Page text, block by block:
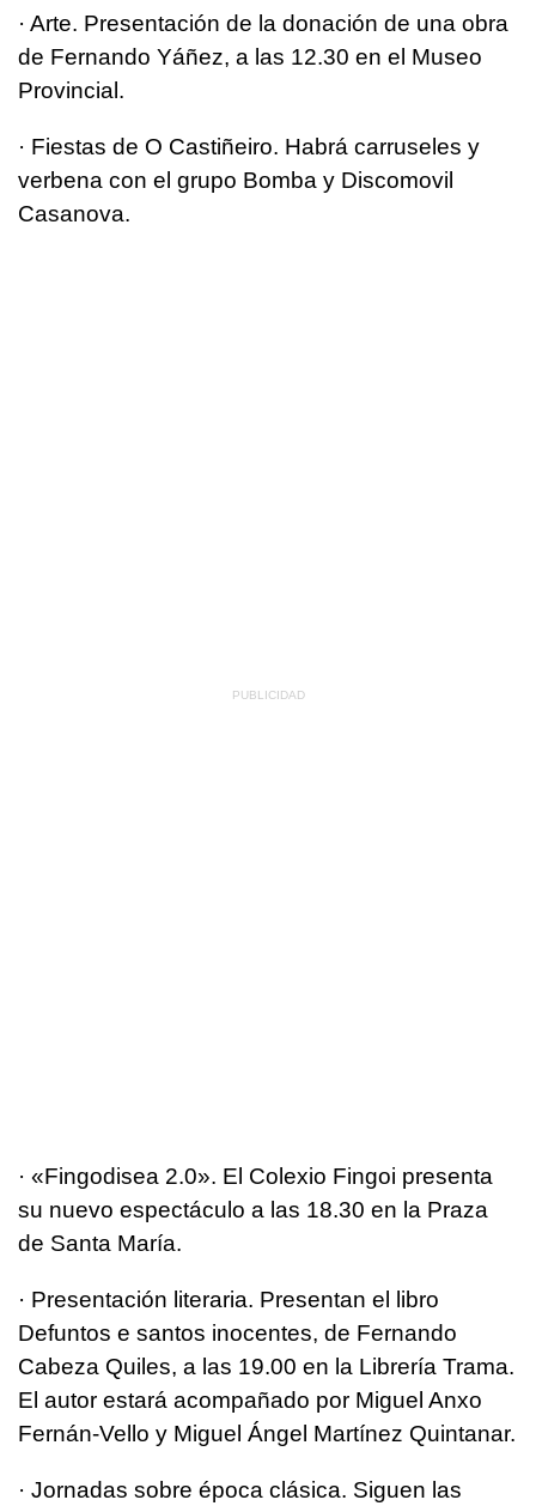
· Arte. Presentación de la donación de una obra
de Fernando Yáñez, a las 12.30 en el Museo
Provincial.
· Fiestas de O Castiñeiro. Habrá carruseles y
verbena con el grupo Bomba y Discomovil
Casanova.
· «Fingodisea 2.0». El Colexio Fingoi presenta
su nuevo espectáculo a las 18.30 en la Praza
de Santa María.
· Presentación literaria. Presentan el libro
Defuntos e santos inocentes, de Fernando
Cabeza Quiles, a las 19.00 en la Librería Trama.
El autor estará acompañado por Miguel Anxo
Fernán-Vello y Miguel Ángel Martínez Quintanar.
· Jornadas sobre época clásica. Siguen las